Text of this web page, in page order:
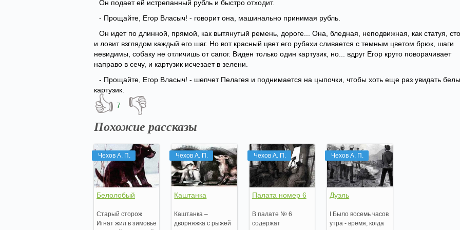
Он подает ей истрепанный рубль и быстро отходит.
- Прощайте, Егор Власыч! - говорит она, машинально принимая рубль.
Он идет по длинной, прямой, как вытянутый ремень, дороге... Она, бледная, неподвижная, как статуя,
и ловит взглядом каждый его шаг. Но вот красный цвет его рубахи сливается с темным цветом брюк, шаги
невидимы, собаку не отличишь от сапог. Виден только один картузик, но... вдруг Егор круто поворачивает
направо в сечу, и картузик исчезает в зелени.
- Прощайте, Егор Власыч! - шепчет Пелагея и поднимается на цыпочки, чтобы хоть еще раз увидать
картузик.
👍 7 👎
Похожие рассказы
Чехов А. П.
Белолобый
Старый сторож
Игнат жил в зимовье
Чехов А. П.
Каштанка
Каштанка –
дворняжка с рыжей
Чехов А. П.
Палата номер 6
В палате № 6
содержат
Чехов А. П.
Дуэль
I Было восемь часов
утра - время, когда